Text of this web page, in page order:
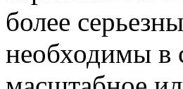
более
необходимы в